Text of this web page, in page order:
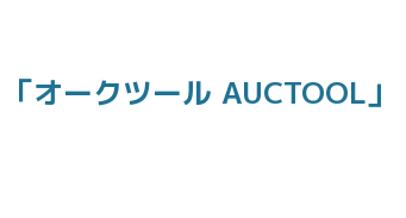
「オークツール AUCTOOL」